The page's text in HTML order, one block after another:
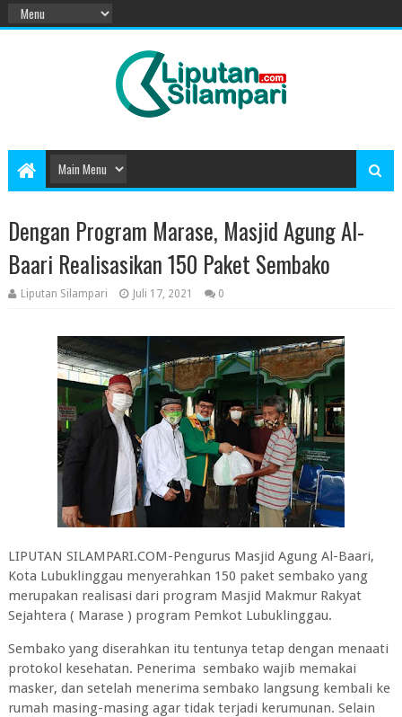
Dengan Program Marase, Masjid Agung Al-
Baari Realisasikan 150 Paket Sembako
Liputan Silampari Juli 17, 2021 0
LIPUTAN SILAMPARI.COM-Pengurus Masjid Agung Al-Baari,
Kota Lubuklinggau menyerahkan 150 paket sembako yang
merupakan realisasi dari program Masjid Makmur Rakyat
Sejahtera ( Marase ) program Pemkot Lubuklinggau.
Sembako yang diserahkan itu tentunya tetap dengan menaati
protokol kesehatan. Penerima sembako wajib memakai
masker, dan setelah menerima sembako langsung kembali ke
rumah masing-masing agar tidak terjadi kerumunan. Selain